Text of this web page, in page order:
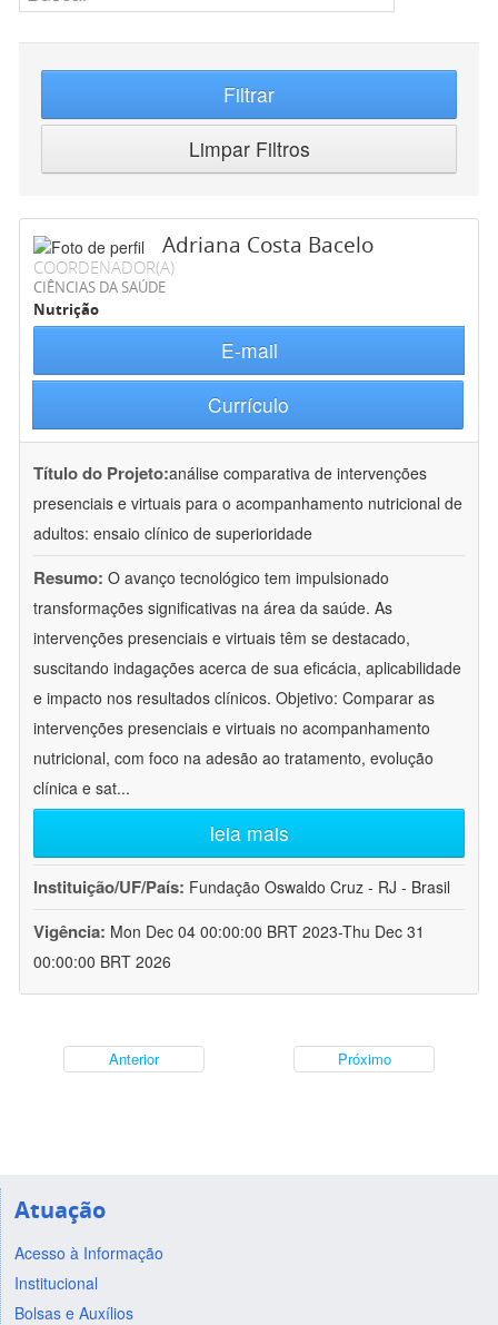
Filtrar
Limpar Filtros
Adriana Costa Bacelo
COORDENADOR(A)
CIÊNCIAS DA SAÚDE
Nutrição
E-mail
Currículo
Título do Projeto:análise comparativa de intervenções
presenciais e virtuais para o acompanhamento nutricional de
adultos: ensaio clínico de superioridade
Resumo: O avanço tecnológico tem impulsionado
transformações significativas na área da saúde. As
intervenções presenciais e virtuais têm se destacado,
suscitando indagações acerca de sua eficácia, aplicabilidade
e impacto nos resultados clínicos. Objetivo: Comparar as
intervenções presenciais e virtuais no acompanhamento
nutricional, com foco na adesão ao tratamento, evolução
clínica e sat...
leia mais
Instituição/UF/País: Fundação Oswaldo Cruz - RJ - Brasil
Vigência: Mon Dec 04 00:00:00 BRT 2023-Thu Dec 31
00:00:00 BRT 2026
Anterior Próximo
Atuação
Acesso à Informação
Institucional
Bolsas e Auxílios